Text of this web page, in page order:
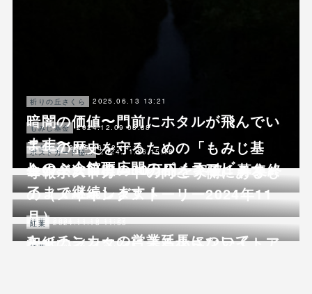
祈りの丘さくら 2025.06.13 13:21
暗闇の価値〜門前にホタルが飛んでい
ます〜
境内整備 2025.06.12 14:18
しのぶ会館西広間のパノラマビュー
もみじ基金 2024.12.09 08:38
千年の歴史を守るための「もみじ基
金」２次目標の50万円を突破！募集終
了まで継続します！
ポストカード秘話 2024.11.26 15:18
寺報ポストカードの向こう側にあるも
の（メイキングストーリー2024年11
月）
紅葉
キッチンカーの営業延長について
紅葉 2024.11.18 11:53
和紙のランタンによる小さなライトア
紅葉